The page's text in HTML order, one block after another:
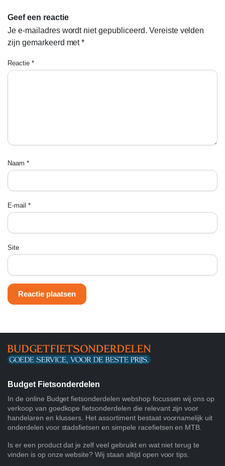
Geef een reactie
Je e-mailadres wordt niet gepubliceerd. Vereiste velden
zijn gemarkeerd met*
Reactie *
Naam *
E-mail *
Site
Budget Fietsonderdelen
In de online Budget fietsonderdelen webshop focussen wij ons op
verkoop van goedkope fietsonderdelen die relevant zijn voor
handelaren en klussers. Het assortiment bestaat voornamelijk uit
onderdelen voor stadsfietsen en simpele racefietsen en MTB.
Is er een product dat je zelf veel gebruikt en wat niet terug te
vinden is op onze website? Wij staan altijd open voor tips.